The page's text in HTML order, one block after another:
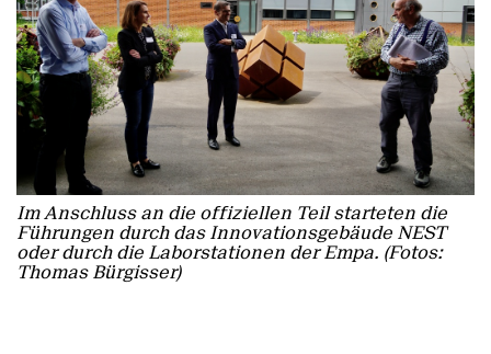
Im Anschluss an die offiziellen Teil starteten die
Führungen durch das Innovationsgebäude NEST
oder durch die Laborstationen der Empa. (Fotos:
Thomas Bürgisser)